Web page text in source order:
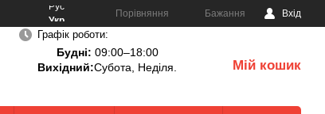
Рус
Укр
Порівняння Бажання Вхід
Графік роботи:
Будні: 09:00–18:00
Вихідний:Субота, Неділя. Мій кошик